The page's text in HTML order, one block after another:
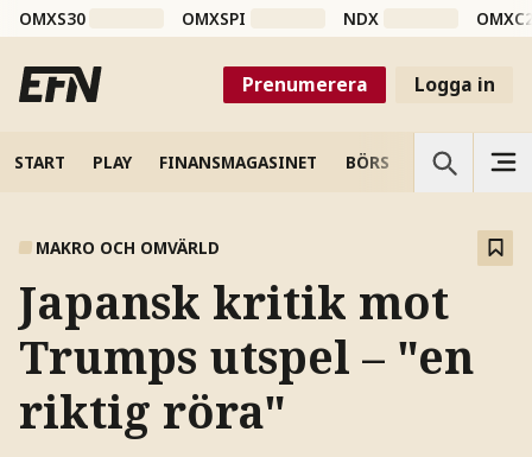
OMXS30 OMXSPI NDX
Prenumerera Logga in
START PLAY FINANSMAGASINET BÖRS VETENSKAP
MAKRO OCH OMVÄRLD
Japansk kritik mot
Trumps utspel – "en
riktig röra"